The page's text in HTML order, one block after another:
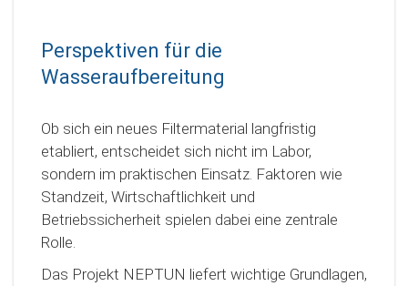
Perspektiven für die
Wasseraufbereitung
Ob sich ein neues Filtermaterial langfristig
etabliert, entscheidet sich nicht im Labor,
sondern im praktischen Einsatz. Faktoren wie
Standzeit, Wirtschaftlichkeit und
Betriebssicherheit spielen dabei eine zentrale
Rolle.
Das Projekt NEPTUN liefert wichtige Grundlagen,